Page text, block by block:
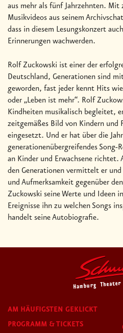
aus mehr als fünf Jahrzehnten. Mit
Musikvideos aus seinem
dass in diesem Lesungskonzert
Erinnerungen wachwerden.
Rolf Zuckowski ist einer der
Deutschland, Generationen sind
geworden, fast jeder kennt Hits
oder „Leben ist mehr“. Rolf
Kindheiten musikalisch begleitet,
zeitgemäßes Bild von Kindern und
eingesetzt. Und er hat über die
generationenübergreifendes Song-
an Kinder und Erwachsene richtet.
den Generationen vermittelt er
und Aufmerksamkeit gegenüber
Zuckowski seine Werte und Ideen
Ereignisse ihn zu welchen Songs
handelt seine Autobiografie.
AM HÄUFIGSTEN GEKLICKT
PROGRAMM & TICKETS